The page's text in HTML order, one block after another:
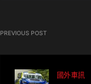
PREVIOUS POST
國外車訊